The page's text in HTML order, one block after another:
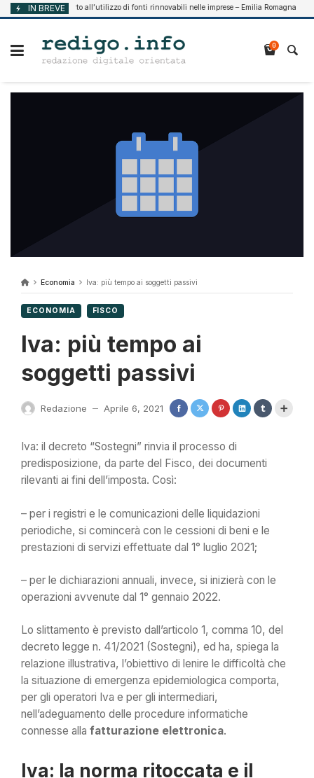
Vai
al
IN BREVE
2026 Supporto all’utilizzo di fonti rinnovabili nelle imprese – Emilia Romagna
0
Economia Iva: più tempo ai soggetti passivi
ECONOMIA FISCO
Iva: più tempo ai
soggetti passivi
Redazione — Aprile 6, 2021
Iva: il decreto “Sostegni” rinvia il processo di
predisposizione, da parte del Fisco, dei documenti
rilevanti ai fini dell’imposta. Così:
– per i registri e le comunicazioni delle liquidazioni
periodiche, si comincerà con le cessioni di beni e le
prestazioni di servizi effettuate dal 1° luglio 2021;
– per le dichiarazioni annuali, invece, si inizierà con le
operazioni avvenute dal 1° gennaio 2022.
Lo slittamento è previsto dall’articolo 1, comma 10, del
decreto legge n. 41/2021 (Sostegni), ed ha, spiega la
relazione illustrativa, l’obiettivo di lenire le difficoltà che
la situazione di emergenza epidemiologica comporta,
per gli operatori Iva e per gli intermediari,
nell’adeguamento delle procedure informatiche
connesse alla fatturazione elettronica.
Iva: la norma ritoccata e il